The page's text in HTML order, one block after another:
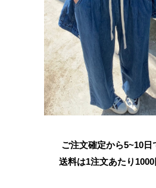
ご注文確定から5~10日
送料は1注文あたり 1000